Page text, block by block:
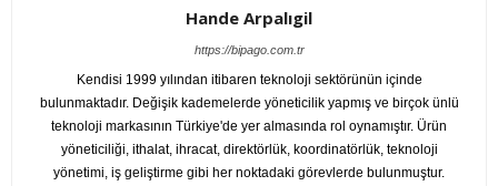
Hande Arpalıgil
https://bipago.com.tr
Kendisi 1999 yılından itibaren teknoloji sektörünün içinde
bulunmaktadır. Değişik kademelerde yöneticilik yapmış ve birçok ünlü
teknoloji markasının Türkiye'de yer almasında rol oynamıştır. Ürün
yöneticiliği, ithalat, ihracat, direktörlük, koordinatörlük, teknoloji
yönetimi, iş geliştirme gibi her noktadaki görevlerde bulunmuştur.